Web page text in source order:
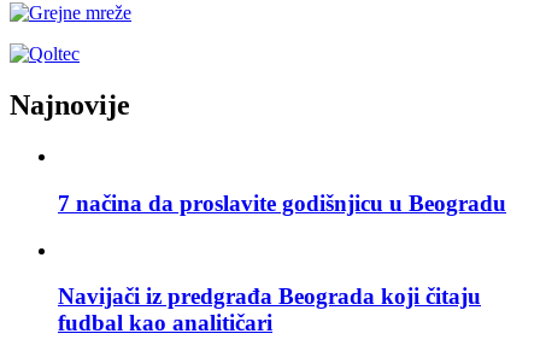
Najnovije
7 načina da proslavite godišnjicu u Beogradu
Navijači iz predgrađa Beograda koji čitaju
fudbal kao analitičari